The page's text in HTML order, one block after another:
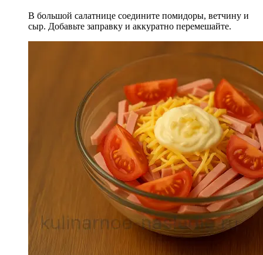
В большой салатнице соедините помидоры, ветчину и
сыр. Добавьте заправку и аккуратно перемешайте.